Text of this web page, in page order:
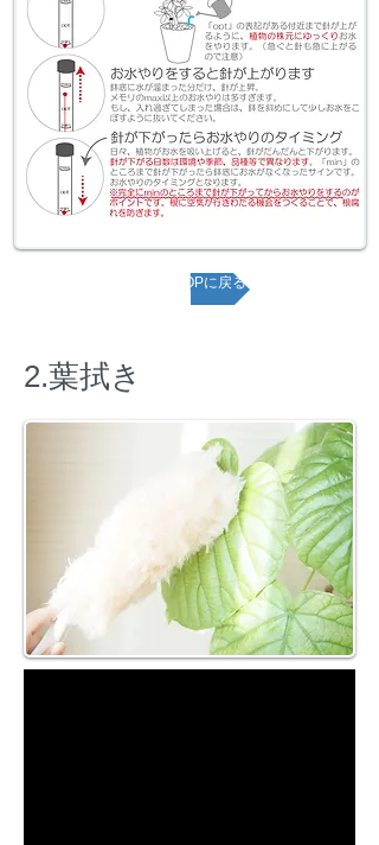
2.葉拭き
ページTOPに戻る